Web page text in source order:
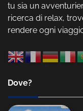
tu sia un
ricerca di relax,
rendere ogni
Dove?